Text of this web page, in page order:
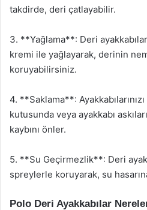
takdirde, deri çatlayabilir.
3. **Yağlama**: Deri
kremi ile yağlayarak, derinin
koruyabilirsiniz.
4. **Saklama**:
kutusunda veya ayakkabı
kaybını önler.
5. **Su Geçirmezlik**: Deri
spreylerle koruyarak, su
Polo Deri Ayakkabılar